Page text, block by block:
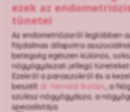
ezek az
tünetei
Az endometriózisról legtöbben
fájdalmas állapotra
betegség egészen különös,
nőgyógyászati jellegű
Ezekről a panaszokról és a
beszélt dr. Hernádi Balázs, a
szülész-nőgyógyásza, a
specialistája.